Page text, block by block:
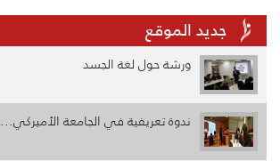
جديد الموقع
ورشة حول لغة الجسد
ندوة تعريفية في الجامعة الأميركي...